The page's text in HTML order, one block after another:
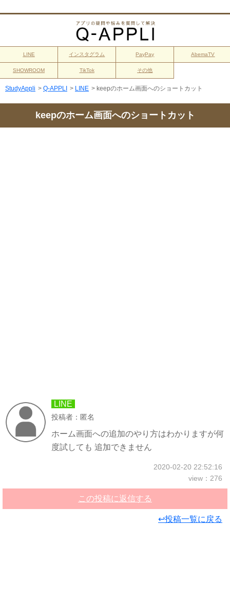
LINE インスタグラム PayPay AbemaTV
SHOWROOM TikTok その他
StudyAppli > Q-APPLI > LINE > keepのホーム画面へのショートカット
keepのホーム画面へのショートカット
LINE
投稿者：匿名
ホーム画面への追加のやり方はわかりますが何
度試しても 追加できません
2020-02-20 22:52:16
view：276
この投稿に返信する
↩投稿一覧に戻る